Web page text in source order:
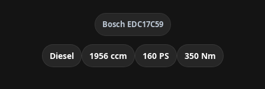
Bosch EDC17C59
Diesel 1956 ccm 160 PS 350 Nm